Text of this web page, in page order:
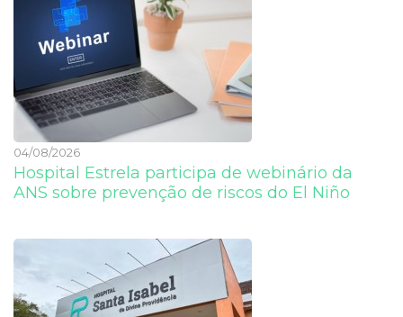
04/08/2026
Hospital Estrela participa de webinário da
ANS sobre prevenção de riscos do El Niño